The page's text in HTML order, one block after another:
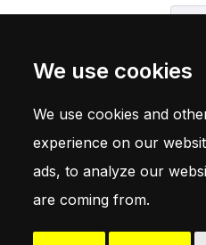
We use cookies
We use cookies and
experience on our
ads, to analyze our
are coming from.
En
notre